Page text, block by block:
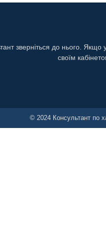
зверніться до нього. Якщо
своїм
© 2024 Консультант по